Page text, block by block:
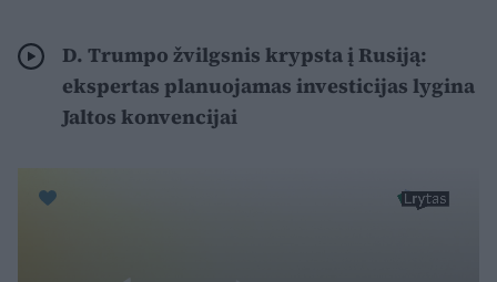
D. Trumpo žvilgsnis krypsta į Rusiją:
ekspertas planuojamas investicijas lygina
Jaltos konvencijai